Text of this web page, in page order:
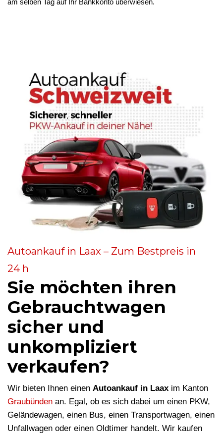
am selben Tag auf Ihr Bankkonto überwiesen.
Autoankauf in Laax – Zum Bestpreis in
24 h
Sie möchten ihren
Gebrauchtwagen
sicher und
unkompliziert
verkaufen?
Wir bieten Ihnen einen Autoankauf in Laax im Kanton
Graubünden an. Egal, ob es sich dabei um einen PKW,
Geländewagen, einen Bus, einen Transportwagen, einen
Unfallwagen oder einen Oldtimer handelt. Wir kaufen